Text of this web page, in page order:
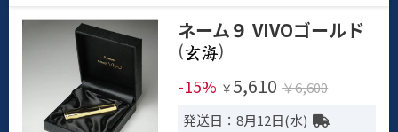
ネーム９ VIVOゴールド
(
)
-15% ￥ 5,610 ￥6,600
発送日：8月12日(水)